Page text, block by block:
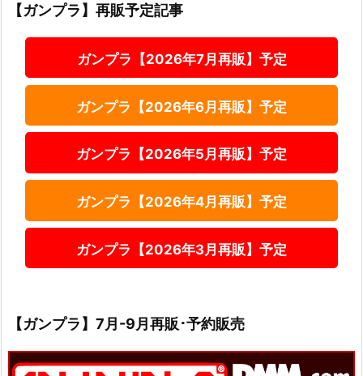
【ガンプラ】再販予定記事
ガンプラ【2026年7月再販】予定
ガンプラ【2026年6月再販】予定
ガンプラ【2026年5月再販】予定
ガンプラ【2026年4月再販】予定
ガンプラ【2026年3月再販】予定
【ガンプラ】7月-9月再販･予約販売